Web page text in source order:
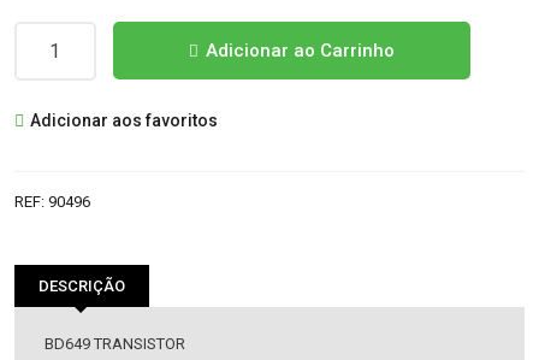
TRANSISTOR
Adicionar ao Carrinho
Adicionar aos favoritos
REF: 90496
DESCRIÇÃO
BD649 TRANSISTOR